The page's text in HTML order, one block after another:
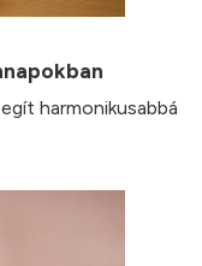
harmonikusabbá